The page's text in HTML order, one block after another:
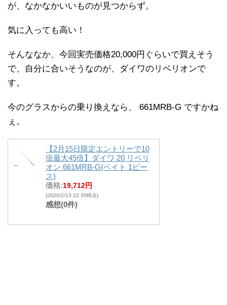
が、なかなかいいものが見つからず。
気に入っても高い！
そんななか、今回実売価格20,000円ぐらいで買えそう
で、自分に合いそうなのが、ダイワのリベリオンで
す。
今のグラスからの乗り換えなら、 661MRB-G ですかね
ぇ。
【2月15日限定エントリーで10
倍最大45倍】ダイワ 20 リベリ
オン 661MRB-G(ベイト 1ピー
ス)
価格:19,712円
(2020/2/13 22:35時点)
感想(0件)